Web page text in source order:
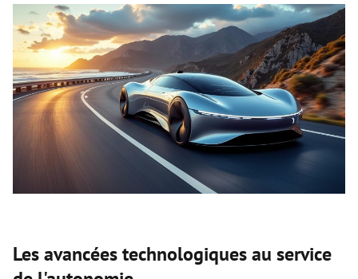
Les avancées technologiques au service